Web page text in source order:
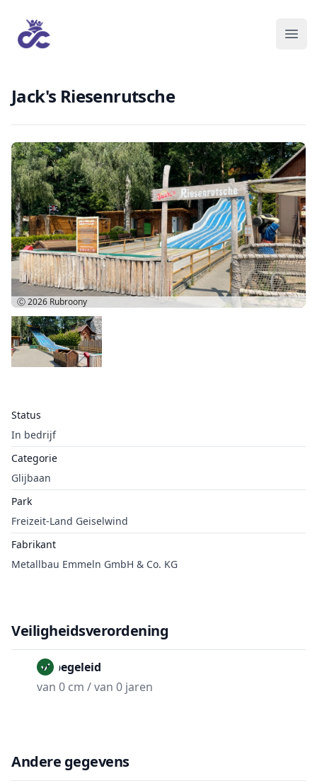
Jack's Riesenrutsche
Status
In bedrijf
Categorie
Glijbaan
Park
Freizeit-Land Geiselwind
Fabrikant
Metallbau Emmeln GmbH & Co. KG
Ⓒ 2026 Rubroony
Veiligheidsverordening
Onbegeleid
van 0 cm / van 0 jaren
Andere gegevens